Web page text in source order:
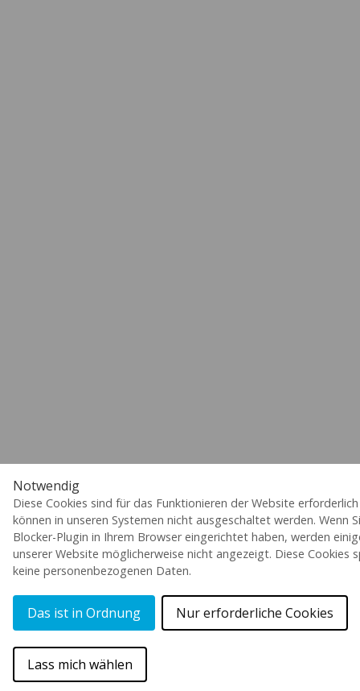
Notwendig
Diese Cookies sind für das Funktionieren der Website
können in unseren Systemen nicht ausgeschaltet werden. Wenn
Blocker-Plugin in Ihrem Browser eingerichtet haben, werden
unserer Website möglicherweise nicht angezeigt. Diese Cookies
keine personenbezogenen Daten.
Das ist in Ordnung Nur erforderliche Cookies
Lass mich wählen